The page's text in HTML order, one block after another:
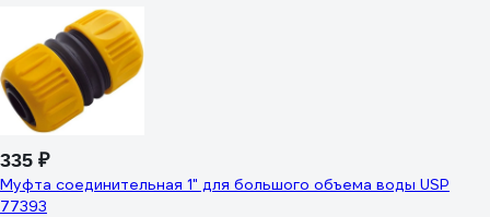
335 ₽
Муфта соединительная 1" для большого объема воды USP
77393